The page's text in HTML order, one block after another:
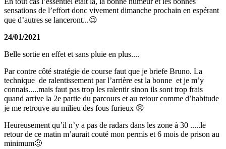
sensations de l’effort donc vivement dimanche prochain en espérant
que d’autres se lanceront...😉
24/01/2021
Belle sortie en effet et sans pluie en plus....
Par contre côté stratégie de course faut que je briefe Bruno. La
technique de ralentissement par l’arrière est la bonne et je m’y
connais.....mais faut pas trop les ralentir sinon ils sont trop frais
quand arrive la 2e partie du parcours et au retour comme d’habitude
je me retrouve au milieu des fous furieux 😠
Heureusement qu’il n’y a pas de radars dans les zone à 30 .....le
retour de ce matin m’aurait couté mon permis et 6 mois de prison au
minimum🤨